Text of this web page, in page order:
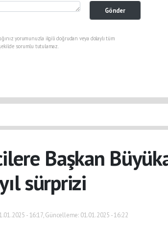
Gönder
yorumunuzla ilgili doğrudan veya dolaylı tüm
sorumlu tutulamaz.
Başkan
sürprizi
- 16:17, Güncelleme: 01.01.2025 - 16:22